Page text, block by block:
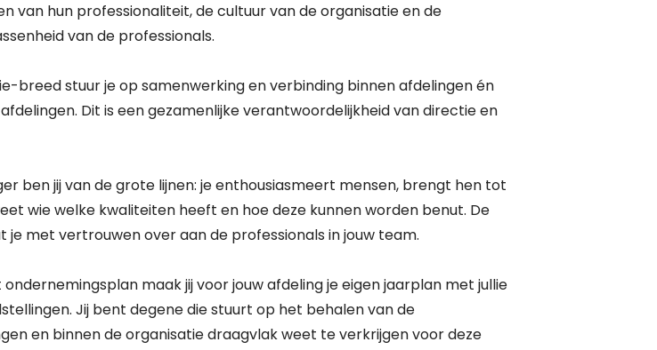
van hun professionaliteit, de cultuur van de organisatie en de
van de professionals.
breed stuur je op samenwerking en verbinding binnen afdelingen én
Dit is een gezamenlijke verantwoordelijkheid van directie en
ben jij van de grote lijnen: je enthousiasmeert mensen, brengt hen tot
wie welke kwaliteiten heeft en hoe deze kunnen worden benut. De
je met vertrouwen over aan de professionals in jouw team.
maak jij voor jouw afdeling je eigen jaarplan met jullie
Jij bent degene die stuurt op het behalen van de
en binnen de organisatie draagvlak weet te verkrijgen voor deze